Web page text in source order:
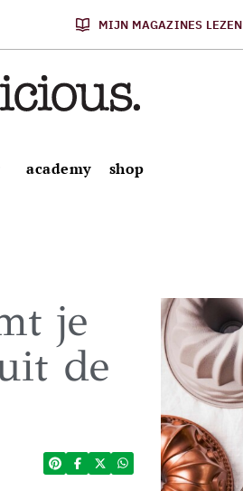
MIJN MAGAZINES LEZEN
academy shop
je
de